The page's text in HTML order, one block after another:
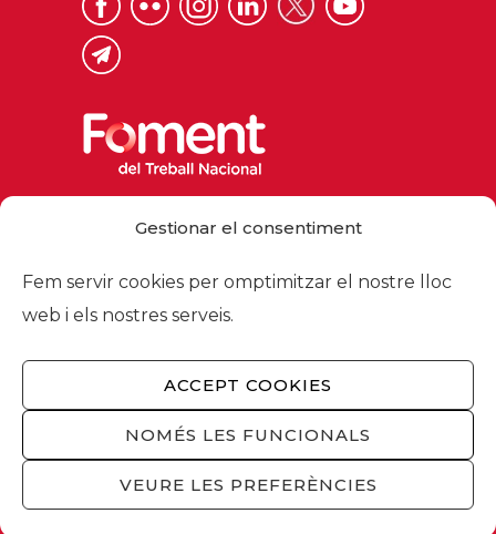
Gestionar el consentiment
Fem servir cookies per omptimitzar el nostre lloc
web i els nostres serveis.
ACCEPT COOKIES
NOMÉS LES FUNCIONALS
VEURE LES PREFERÈNCIES
foment@foment.com
© 2026 - Foment del Treball Nacional
Nosaltres
privacitat/ Política cookies/Privacitat
xarxes socials